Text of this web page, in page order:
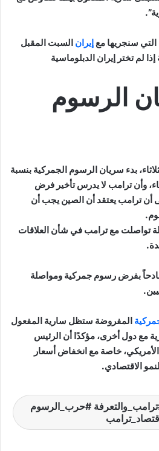
سنجريها معإيران السبت المقبل
لم تختر إيران الدبلوماسية
الرسوم
بدء سريان الرسوم الجمركية بنسبة
وأن ترامب لا يدرس تأخير فرض
أن ترامب يعتقد أن الصين يجب أن
البيت الأبيض أن 70 دولة تواصلت مع ترامب في شأن العلاقات
بفرض رسوم جمركية ومواصلة
المفروضة ستظل سارية المفعول
مع دول أخرى، مؤكدًا أن الرئيس
الأمريكي، خاصة مع انخفاض أسعار
الاقتصادي.
#حرب_الرسوم